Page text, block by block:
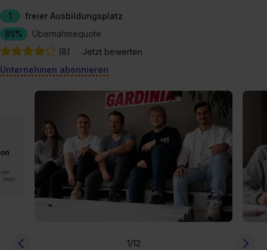
1
freier Ausbildungsplatz
85%
Übernahmequote
(8)
Jetzt bewerten
Unternehmen abonnieren
Mehr
1/12